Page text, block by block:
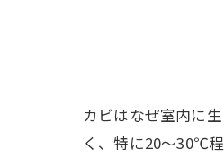
カビはなぜ室内に
く、特に20～30℃